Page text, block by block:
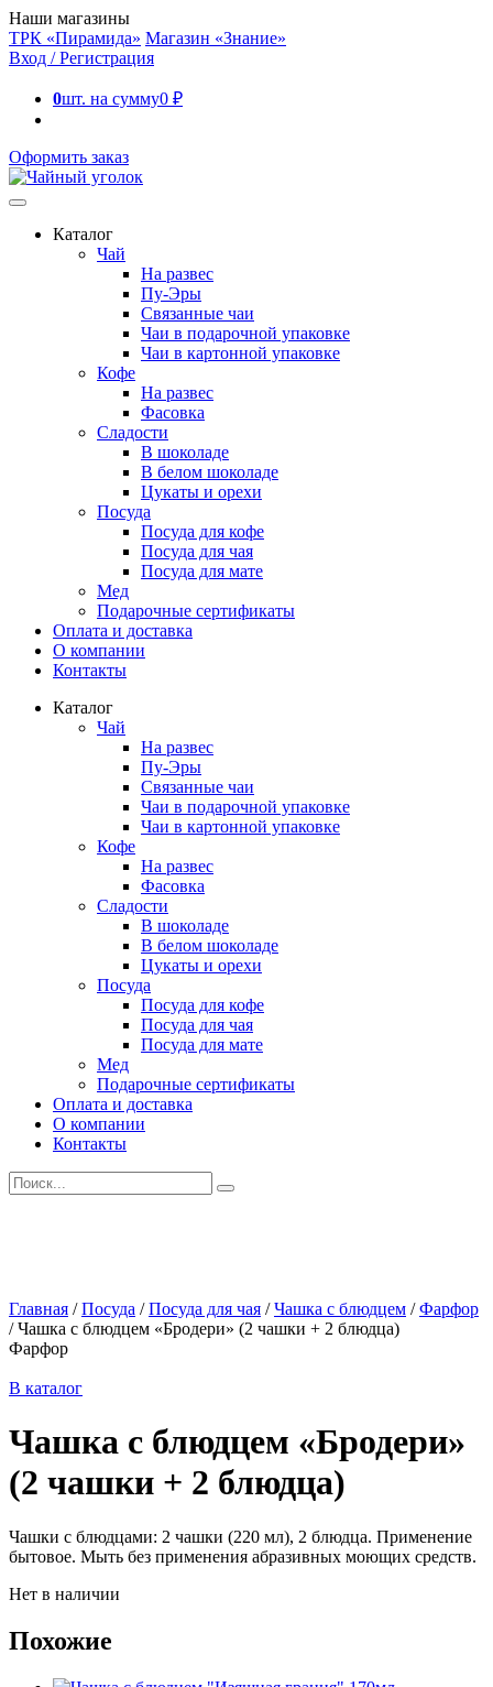
Наши магазины
ТРК «Пирамида» Магазин «Знание»
Вход / Регистрация
0шт. на сумму0 ₽
Оформить заказ
Каталог
Чай
На развес
Пу-Эры
Связанные чаи
Чаи в подарочной упаковке
Чаи в картонной упаковке
Кофе
На развес
Фасовка
Сладости
В шоколаде
В белом шоколаде
Цукаты и орехи
Посуда
Посуда для кофе
Посуда для чая
Посуда для мате
Мед
Подарочные сертификаты
Оплата и доставка
О компании
Контакты
Каталог
Чай
На развес
Пу-Эры
Связанные чаи
Чаи в подарочной упаковке
Чаи в картонной упаковке
Кофе
На развес
Фасовка
Сладости
В шоколаде
В белом шоколаде
Цукаты и орехи
Посуда
Посуда для кофе
Посуда для чая
Посуда для мате
Мед
Подарочные сертификаты
Оплата и доставка
О компании
Контакты
Искать:
Главная /Посуда /Посуда для чая /Чашка с блюдцем /Фарфор
/Чашка с блюдцем «Бродери» (2 чашки + 2 блюдца)
Фарфор
В каталог
Чашка с блюдцем «Бродери»
(2 чашки + 2 блюдца)
Чашки с блюдцами: 2 чашки (220 мл), 2 блюдца. Применение
бытовое. Мыть без применения абразивных моющих средств.
Нет в наличии
Похожие